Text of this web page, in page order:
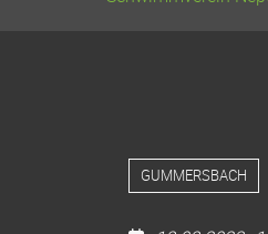
GUMMERSBACH